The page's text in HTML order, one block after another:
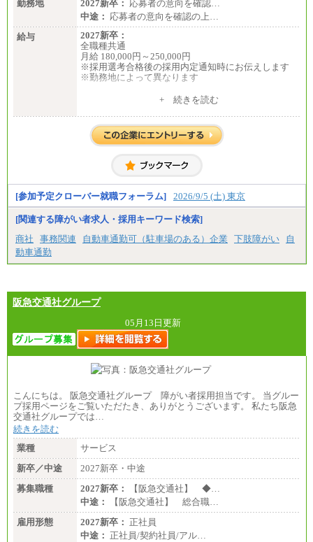
勤務地 2027新卒： 応募者の意向を確認…
中途： 応募者の意向を確認の上…
給与
2027新卒：
全職種共通
月給 180,000円～250,000円
※採用選考合格後の採用内定通知時にお伝えします
※勤務地によって異なります
月給 200,000円～250,000円
入社時の処遇は経験・能力を考慮の上、当社規程に
より決定します。
お伝えします。
+ 続きを読む
[参加予定クローバー就職フォーラム] 2026/9/5 (土) 東京
[関連する障がい者求人・採用キーワード検索]
商社
事務関連 自動車通勤可（駐車場のある）企業 下肢障がい
自
動車通勤
阪急交通社グループ
05月13日更新
こんにちは。 阪急交通社グループ 障がい者採用担当です。 当グルー
プ採用ページをご覧いただたき、ありがとうございます。 私たち阪急
交通社グループでは…
続きを読む
業種
サービス
新卒／中途
2027新卒・中途
募集職種
2027新卒：
【阪急交通社】 ◆…
中途：
【阪急交通社】 総合職…
雇用形態
2027新卒： 正社員
中途： 正社員/契約社員/アル…